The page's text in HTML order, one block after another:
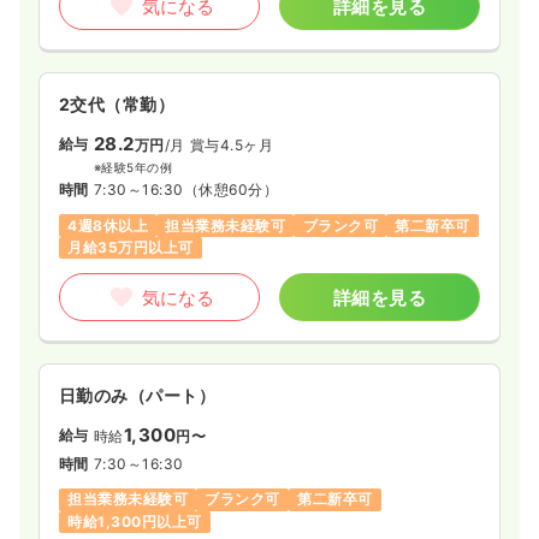
気になる 詳細を見る
2交代（常勤）
給与 28.2万円/月 賞与4.5ヶ月
※経験5年の例
時間 7:30～16:30 （休憩60分）
4週8休以上
担当業務未経験可 ブランク可
第二新卒可
月給35万円以上可
気になる 詳細を見る
日勤のみ（パート）
給与 時給1,300円〜
時間 7:30～16:30
担当業務未経験可
ブランク可
第二新卒可
時給1,300円以上可